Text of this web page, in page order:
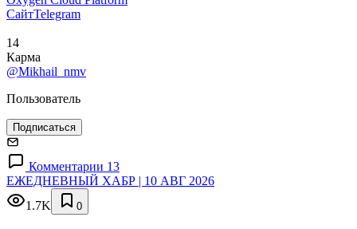
СайтTelegram
14
Карма
@Mikhail_nmv
Пользователь
Подписаться
Комментарии 13
ЕЖЕДНЕВНЫЙ ХАБР | 10 АВГ 2026
1.7K
0